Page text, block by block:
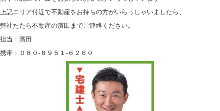
上記エリア付近で不動産をお持ちの方がいらっしゃいましたら、
弊社たたら不動産の濱田までご連絡ください。
担当：濱田
携帯：０８０-８９５１-６２６０